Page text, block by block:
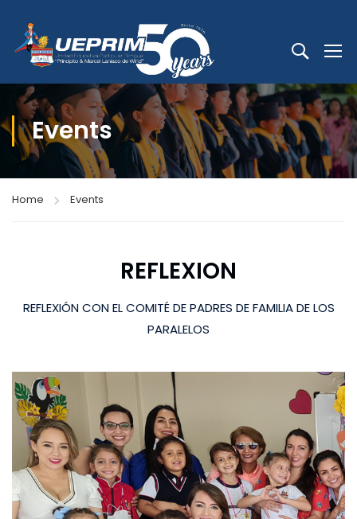
Events
Home Events
REFLEXION
REFLEXIÓN CON EL COMITÉ DE PADRES DE FAMILIA DE LOS
PARALELOS